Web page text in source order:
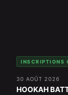
INSCRIPTIONS
30 AOÛT 2026
HOOKAH